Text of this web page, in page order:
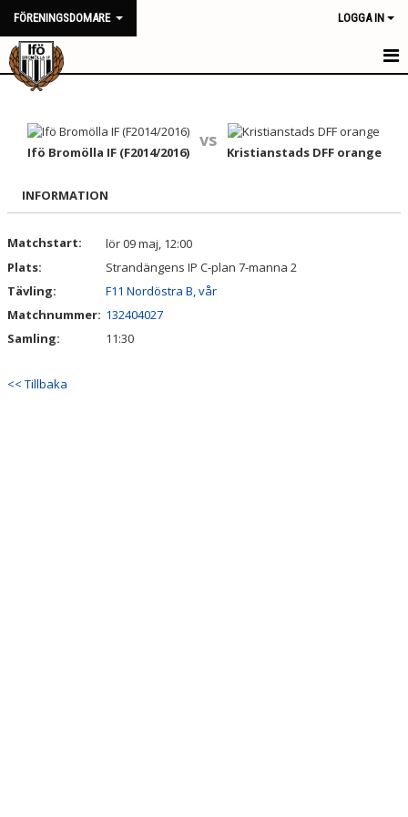
FÖRENINGSDOMARE LOGGA IN
HEM
NYHETER
TRUPPEN
BILDGALLERI
DOKUMENT
Ifö Bromölla IF (F2014/2016)
vs
Kristianstads DFF orange
INFORMATION
Matchstart:
lör 09 maj, 12:00
Plats:
Strandängens IP C-plan 7-manna 2
Tävling:
F11 Nordöstra B, vår
Matchnummer: 132404027
Samling:
11:30
<< Tillbaka